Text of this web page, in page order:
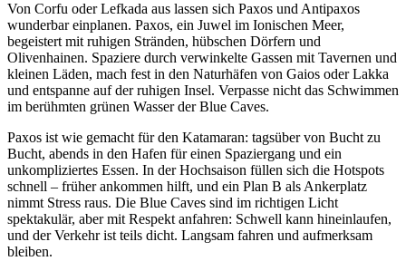
Von Corfu oder Lefkada aus lassen sich Paxos und Antipaxos
wunderbar einplanen. Paxos, ein Juwel im Ionischen Meer,
begeistert mit ruhigen Stränden, hübschen Dörfern und
Olivenhainen. Spaziere durch verwinkelte Gassen mit Tavernen und
kleinen Läden, mach fest in den Naturhäfen von Gaios oder Lakka
und entspanne auf der ruhigen Insel. Verpasse nicht das Schwimmen
im berühmten grünen Wasser der Blue Caves.
Paxos ist wie gemacht für den Katamaran: tagsüber von Bucht zu
Bucht, abends in den Hafen für einen Spaziergang und ein
unkompliziertes Essen. In der Hochsaison füllen sich die Hotspots
schnell – früher ankommen hilft, und ein Plan B als Ankerplatz
nimmt Stress raus. Die Blue Caves sind im richtigen Licht
spektakulär, aber mit Respekt anfahren: Schwell kann hineinlaufen,
und der Verkehr ist teils dicht. Langsam fahren und aufmerksam
bleiben.